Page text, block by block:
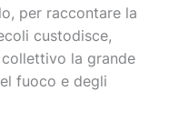
per raccontare la
custodisce,
la grande
fuoco e degli